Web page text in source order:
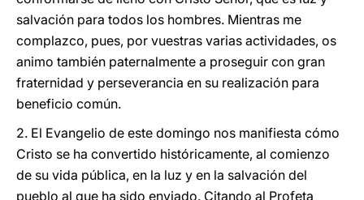
salvación para todos los hombres. Mientras me
complazco, pues, por vuestras varias actividades, os
animo también paternalmente a proseguir con gran
fraternidad y perseverancia en su realización para
beneficio común.
2. El Evangelio de este domingo nos manifiesta cómo
Cristo se ha convertido históricamente, al comienzo
de su vida pública, en la luz y en la salvación del
pueblo al que ha sido enviado. Citando al Profeta